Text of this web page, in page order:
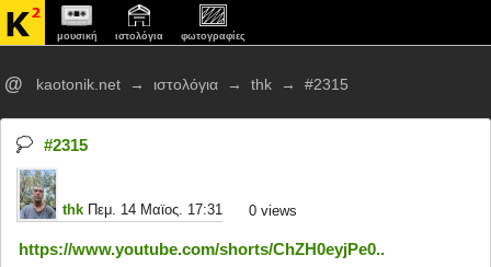
μουσική ιστολόγια φωτογραφίες
@ kaotonik.net → ιστολόγια → thk → #2315
#2315
thk Πεμ. 14 Μαϊος. 17:31 0 views
https://www.youtube.com/shorts/ChZH0eyjPe0..